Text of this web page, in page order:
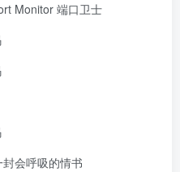
Monitor 端口卫士
会呼吸的情书